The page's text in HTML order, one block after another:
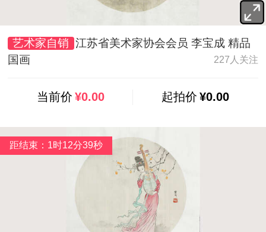
艺术家自销 江苏省美术家协会会员 李宝成 精品
国画
227人关注
当前价 ¥0.00 起拍价 ¥0.00
距结束：1时12分37秒